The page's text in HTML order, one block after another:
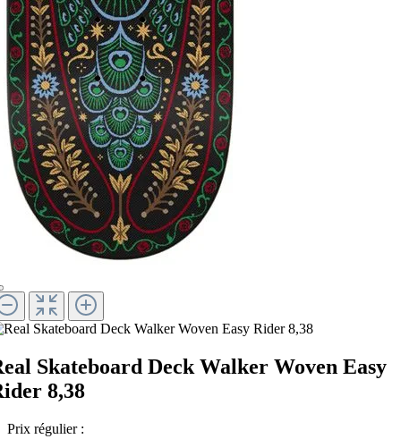
Skateboard Deck Walker Woven Easy
8,38
Prix régulier :